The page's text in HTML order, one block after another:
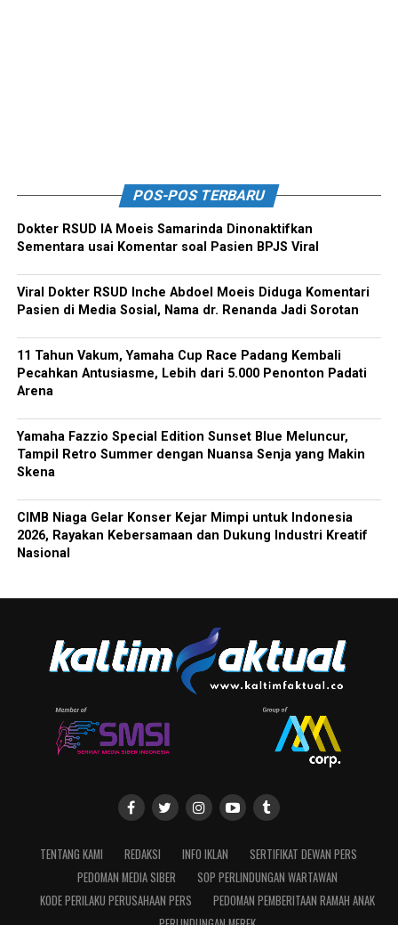
POS-POS TERBARU
Dokter RSUD IA Moeis Samarinda Dinonaktifkan
Sementara usai Komentar soal Pasien BPJS Viral
Viral Dokter RSUD Inche Abdoel Moeis Diduga Komentari
Pasien di Media Sosial, Nama dr. Renanda Jadi Sorotan
11 Tahun Vakum, Yamaha Cup Race Padang Kembali
Pecahkan Antusiasme, Lebih dari 5.000 Penonton Padati
Arena
Yamaha Fazzio Special Edition Sunset Blue Meluncur,
Tampil Retro Summer dengan Nuansa Senja yang Makin
Skena
CIMB Niaga Gelar Konser Kejar Mimpi untuk Indonesia
2026, Rayakan Kebersamaan dan Dukung Industri Kreatif
Nasional
TENTANG KAMI REDAKSI INFO IKLAN
SERTIFIKAT DEWAN PERS
PEDOMAN MEDIA SIBER
SOP PERLINDUNGAN WARTAWAN
KODE PERILAKU PERUSAHAAN PERS
PEDOMAN PEMBERITAAN RAMAH ANAK